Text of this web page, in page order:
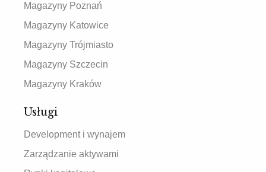
Magazyny Poznań
Magazyny Katowice
Magazyny Trójmiasto
Magazyny Szczecin
Magazyny Kraków
Usługi
Development i wynajem
Zarządzanie aktywami